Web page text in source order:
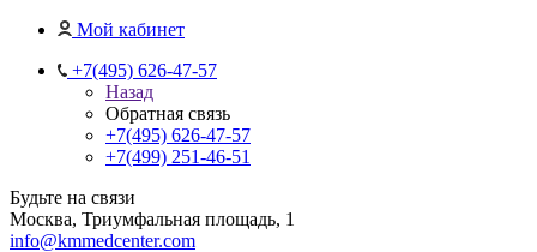
Мой кабинет
+7(495) 626-47-57
Назад
Обратная связь
+7(495) 626-47-57
+7(499) 251-46-51
Будьте на связи
Москва, Триумфальная площадь, 1
info@kmmedcenter.com